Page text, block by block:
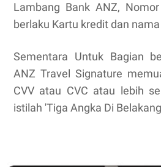
Lambang Bank ANZ,
berlaku Kartu kredit dan
Sementara Untuk Bagian
ANZ Travel Signature
CVV atau CVC atau lebih
istilah 'Tiga Angka Di